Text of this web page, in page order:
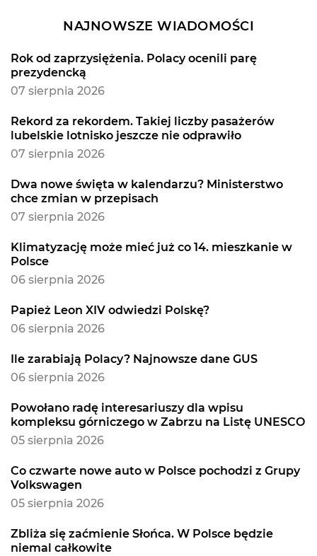
NAJNOWSZE WIADOMOŚCI
Rok od zaprzysiężenia. Polacy ocenili parę
prezydencką
07 sierpnia 2026
Rekord za rekordem. Takiej liczby pasażerów
lubelskie lotnisko jeszcze nie odprawiło
07 sierpnia 2026
Dwa nowe święta w kalendarzu? Ministerstwo
chce zmian w przepisach
07 sierpnia 2026
Klimatyzację może mieć już co 14. mieszkanie w
Polsce
06 sierpnia 2026
Papież Leon XIV odwiedzi Polskę?
06 sierpnia 2026
Ile zarabiają Polacy? Najnowsze dane GUS
06 sierpnia 2026
Powołano radę interesariuszy dla wpisu
kompleksu górniczego w Zabrzu na Listę UNESCO
05 sierpnia 2026
Co czwarte nowe auto w Polsce pochodzi z Grupy
Volkswagen
05 sierpnia 2026
Zbliża się zaćmienie Słońca. W Polsce będzie
niemal całkowite